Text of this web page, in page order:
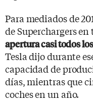
Para mediados de
de Superchargers
apertura casi todos
Tesla dijo durante
capacidad de
días, mientras que
coches en un año.